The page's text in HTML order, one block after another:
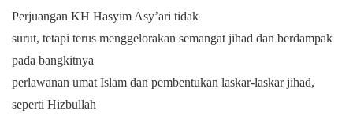
Perjuangan KH Hasyim Asy’ari tidak
surut, tetapi terus menggelorakan semangat jihad dan berdampak
pada bangkitnya
perlawanan umat Islam dan pembentukan laskar-laskar jihad,
seperti Hizbullah